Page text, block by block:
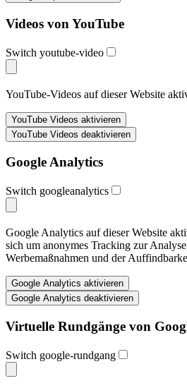
Videos von YouTube
Switch youtube-video
YouTube-Videos auf dieser Website
Google Analytics
Switch googleanalytics
Google Analytics auf dieser Website
sich um anonymes Tracking zur
Werbemaßnahmen und der
Virtuelle Rundgänge von
Switch google-rundgang